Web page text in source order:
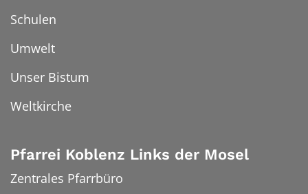
Schulen
Umwelt
Unser Bistum
Weltkirche
Pfarrei Koblenz Links der Mosel
Zentrales Pfarrbüro